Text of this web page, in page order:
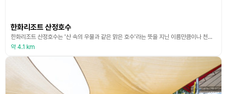
한화리조트 산정호수
한화리조트 산정호수는 '산 속의 우물과 같은 맑은 호수'라는 뜻을 지닌 이름만큼이나 천혜의 자연 환경속에서 위치해 있다. 덕분에 사계절 여행의 휴양지로 고객들에게 많은 사랑을 받고 있다. 봄, 가을에는 명성산의 청정한 나무들과 억새를, 여름에는 한탄강에서 스릴 넘치는 래프팅을, 겨울에는 눈썰매와 얼음썰매 등을 즐길 수 있다.
약 4.1 km